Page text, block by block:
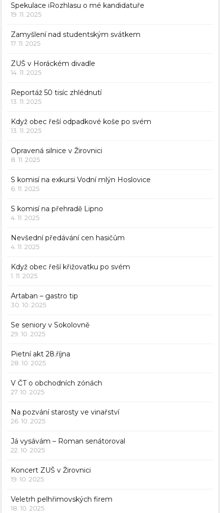
Spekulace iRozhlasu o mé kandidatuře
19. 11. 2025
Zamyšlení nad studentským svátkem
17. 11. 2025
ZUŠ v Horáckém divadle
14. 11. 2025
Reportáž 50 tisíc zhlédnutí
13. 11. 2025
Když obec řeší odpadkové koše po svém
13. 11. 2025
Opravená silnice v Žirovnici
8. 11. 2025
S komisí na exkursi Vodní mlýn Hoslovice
6. 11. 2025
S komisí na přehradě Lipno
4. 11. 2025
Nevšední předávání cen hasičům
4. 11. 2025
Když obec řeší křižovatku po svém
1. 11. 2025
Artaban – gastro tip
30. 10. 2025
Se seniory v Sokolovně
29. 10. 2025
Pietní akt 28.října
28. 10. 2025
V ČT o obchodních zónách
27. 10. 2025
Na pozvání starosty ve vinařství
26. 10. 2025
Já vysávám – Roman senátoroval
22. 10. 2025
Koncert ZUŠ v Žirovnici
19. 10. 2025
Veletrh pelhřimovských firem
18. 10. 2025